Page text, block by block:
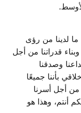
ما لدينا من رؤى
قدراتنا من أجل
وصدقنا
بأننا جميعًا
أجل أسرنا
أنتم، وهذا هو